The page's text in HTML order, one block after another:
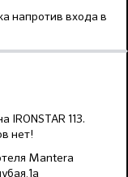
напротив входа в
IRONSTAR 113.
нет!
Mantera